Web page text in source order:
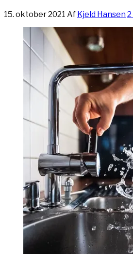
15. oktober 2021 Af Kjeld Hansen